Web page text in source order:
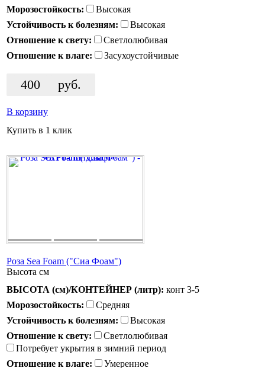
Морозостойкость:
Высокая
Устойчивость к болезням:
Высокая
Отношение к свету:
Светлолюбивая
Отношение к влаге:
Засухоустойчивые
400 руб.
В корзину
Купить в 1 клик
Роза Sea Foam ("Сиа Фоам")
Высота см
ВЫСОТА (см)/КОНТЕЙНЕР (литр): конт 3-5
Морозостойкость:
Средняя
Устойчивость к болезням:
Высокая
Отношение к свету:
Светлолюбивая
Потребует укрытия в зимний период
Отношение к влаге:
Умеренное